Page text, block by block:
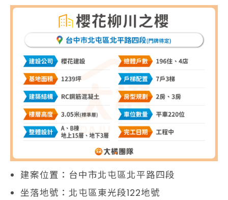
建案位置：台中市北屯區北平路四段
坐落地號：北屯區東光段122地號